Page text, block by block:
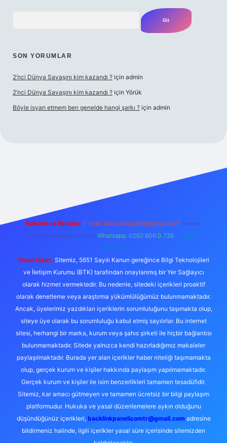
SON YORUMLAR
2’nci Dünya Savaşını kim kazandı ? için admin
2’nci Dünya Savaşını kim kazandı ? için Yörük
Böyle isyan etmem ben genelde hangi şarkı ? için admin
m elexbet
Reklam ve İletişim: E-mail: backlinkpaneli@gmail.com Teams:
forumhizmeti@gmail.com Whatsapp: 0262 606 0 726 Telegram:
@karabul
Yasal Uyarı: Sitemiz, 5651 Sayılı Kanun gereğince Bilgi Teknolojileri
ve İletişim Kurumu (BTK) tarafından onaylanmış bir Yer Sağlayıcı
olarak hizmet vermektedir. Bu nedenle, sitedeki içerikleri proaktif
olarak denetleme veya araştırma yükümlülüğümüz bulunmamaktadır.
Ancak, üyelerimiz yazdıkları içeriklerin sorumluluğunu taşımakta olup,
siteye üye olarak bu sorumluluğu kabul etmiş sayılırlar. Bu internet
sitesi, herhangi bir marka, kurum veya şahıs şirketi ile hiçbir bağlantısı
bulunmamaktadır. Sitede yalnızca kendi hazırladığımız makaleler
paylaşılmaktadır. Burada yer alan içerikler haber niteliği taşımamakta
olup, gerçek kurum ve kişiler hakkında paylaşım yapılmamaktadır.
Gerçek kurum ve kişiler ile isim benzerlikleri tamamen tesadüfidir.
Sitemiz, kar amacı gütmeyen ve tamamen ücretsiz bir bilgi paylaşım
platformudur. Hukuka ve yasal düzenlemelere aykırı olduğunu
düşündüğünüz içerikleri, backlinkpanelicomtr@gmail.comadresine
bildirmeniz halinde, ilgili içerikler yasal süre içerisinde sitemizden